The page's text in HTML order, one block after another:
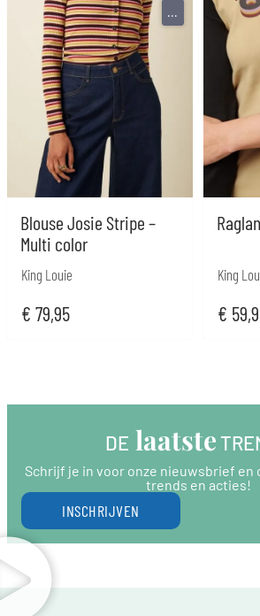
Blouse Josie Stripe –
Multi color
King Louie
€ 79,95
...
King
€
DE laatste
Schrijf je in voor onze nieuwsbrief en
trends en acties!
INSCHRIJVEN